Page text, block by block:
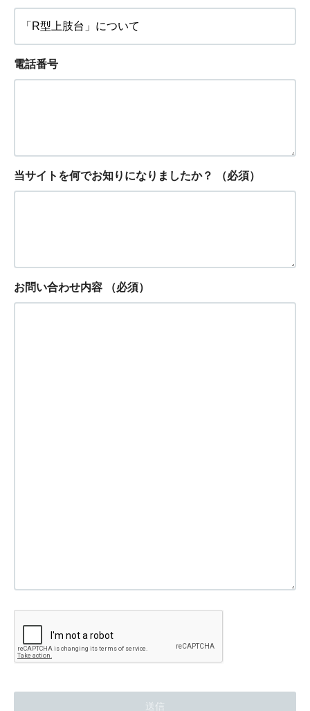
電話番号
当サイトを何でお知りになりましたか？ （必須）
お問い合わせ内容 （必須）